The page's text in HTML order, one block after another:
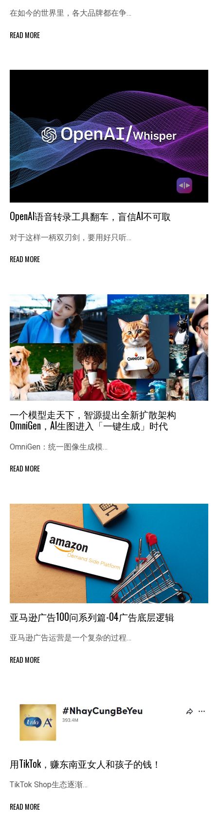
在如今的世界里，各大品牌都在争…
READ MORE
OpenAI语音转录工具翻车，盲信AI不可取
对于这样一柄双刃剑，要用好只听…
READ MORE
一个模型走天下，智源提出全新扩散架构
OmniGen，AI生图进入「一键生成」时代
OmniGen：统一图像生成模…
READ MORE
亚马逊广告100问系列篇-04广告底层逻辑
亚马逊广告运营是一个复杂的过程…
READ MORE
用TikTok，赚东南亚女人和孩子的钱！
TikTok Shop生态逐渐…
READ MORE